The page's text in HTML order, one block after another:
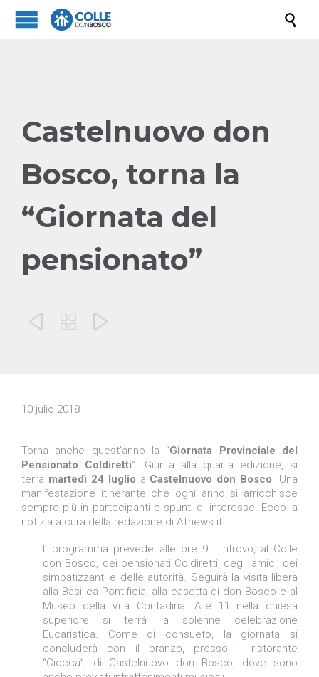

Castelnuovo don
Bosco, torna la
“Giornata del
pensionato”
  
10 julio 2018
Torna anche quest’anno la “Giornata Provinciale del
Pensionato Coldiretti”. Giunta alla quarta edizione, si
terrà martedì 24 luglio a Castelnuovo don Bosco. Una
manifestazione itinerante che ogni anno si arricchisce
sempre più in partecipanti e spunti di interesse. Ecco la
notizia a cura della redazione di ATnews.it:
Il programma prevede alle ore 9 il ritrovo, al Colle
don Bosco, dei pensionati Coldiretti, degli amici, dei
simpatizzanti e delle autorità. Seguirà la visita libera
alla Basilica Pontificia, alla casetta di don Bosco e al
Museo della Vita Contadina. Alle 11 nella chiesa
superiore si terrà la solenne celebrazione
Eucaristica. Come di consueto, la giornata si
concluderà con il pranzo, presso il ristorante
“Ciocca”, di Castelnuovo don Bosco, dove sono